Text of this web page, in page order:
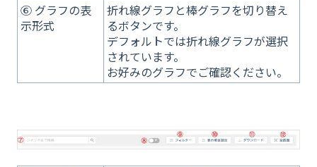
⑥ グラフの表
示形式
折れ線グラフと棒グラフを切り替え
るボタンです。
デフォルトでは折れ線グラフが選択
されています。
お好みのグラフでご確認ください。